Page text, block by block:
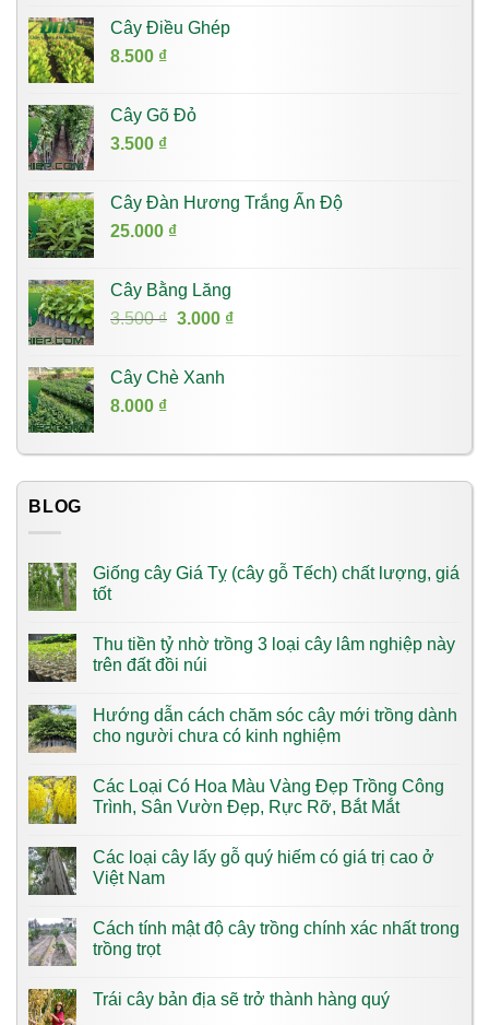
Cây Điều Ghép
8.500 ₫
Cây Gõ Đỏ
3.500 ₫
Cây Đàn Hương Trắng Ấn Độ
25.000 ₫
Cây Bằng Lăng
3.500₫ Giá
3.500 ₫.
3.000 ₫Giá
Cây Chè Xanh
8.000 ₫
BLOG
Giống cây Giá Tỵ (cây gỗ Tếch) chất lượng, giá
tốt
Thu tiền tỷ nhờ trồng 3 loại cây lâm nghiệp này
trên đất đồi núi
Hướng dẫn cách chăm sóc cây mới trồng dành
cho người chưa có kinh nghiệm
Các Loại Có Hoa Màu Vàng​ Đẹp Trồng Công
Trình, Sân Vườn Đẹp, Rực Rỡ, Bắt Mắt
Các loại cây lấy gỗ quý hiếm có giá trị cao ở
Việt Nam
Cách tính mật độ cây trồng chính xác nhất trong
trồng trọt
Trái cây bản địa sẽ trở thành hàng quý